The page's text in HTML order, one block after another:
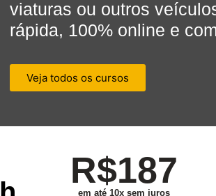
viaturas ou outros
rápida, 100% online e
Veja todos os cursos
R$187
em até 10x sem juros